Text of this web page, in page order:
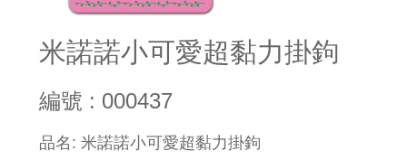
米諾諾小可愛超黏力掛鉤
編號 : 000437
​品名: 米諾諾小可愛超黏力掛鉤